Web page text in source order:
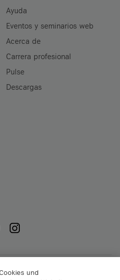
Ayuda
Eventos y seminarios web
Acerca de
Carrera profesional
Pulse
Descargas
& Co KG
und